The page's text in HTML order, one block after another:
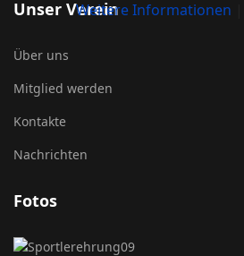
Unser Verein
Über uns
Mitglied werden
Kontakte
Nachrichten
Fotos
Weitere Informationen